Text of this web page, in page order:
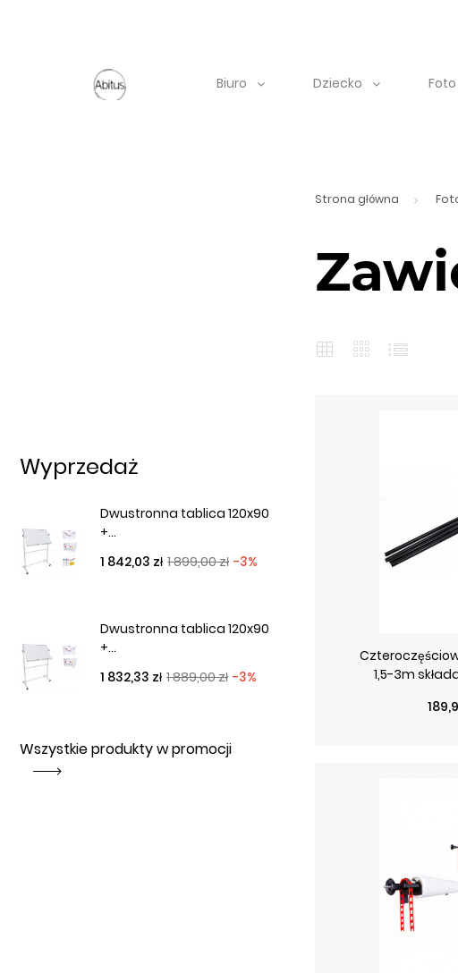
Biuro Dziecko Foto
Strona główna
1,5-3m
Wyprzedaż
Dwustronna tablica 120x90
+...
Cena podstawowa
1 899,00 zł -3%
Cena
1 842,03 zł
Dwustronna tablica 120x90
+...
Cena podstawowa
1 889,00 zł -3%
Cena
1 832,33 zł
Wszystkie produkty w promocji